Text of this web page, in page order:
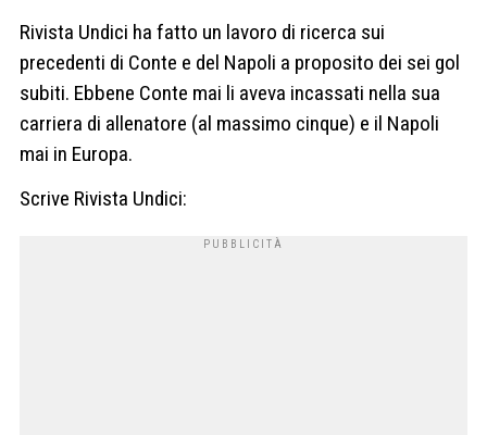
Rivista Undici ha fatto un lavoro di ricerca sui
precedenti di Conte e del Napoli a proposito dei sei gol
subiti. Ebbene Conte mai li aveva incassati nella sua
carriera di allenatore (al massimo cinque) e il Napoli
mai in Europa.
Scrive Rivista Undici: